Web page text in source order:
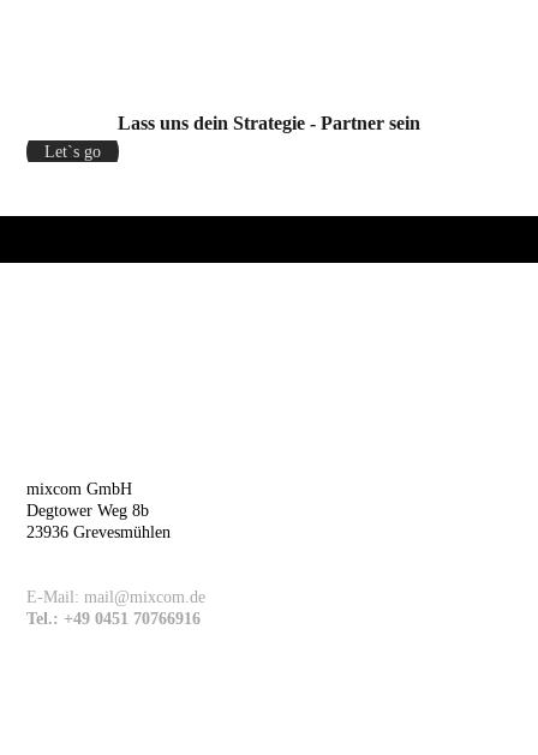
Lass uns dein Strategie - Partner sein
Let`s go
mixcom GmbH
Degtower Weg 8b
23936 Grevesmühlen
E-Mail: mail@mixcom.de
Tel.: +49 0451 70766916